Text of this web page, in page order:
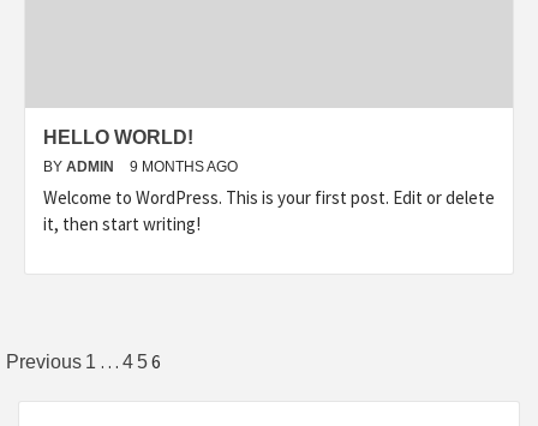
HELLO WORLD!
BY ADMIN 9 MONTHS AGO
Welcome to WordPress. This is your first post. Edit or delete
it, then start writing!
Posts
pagination
Previous 1 … 4 56